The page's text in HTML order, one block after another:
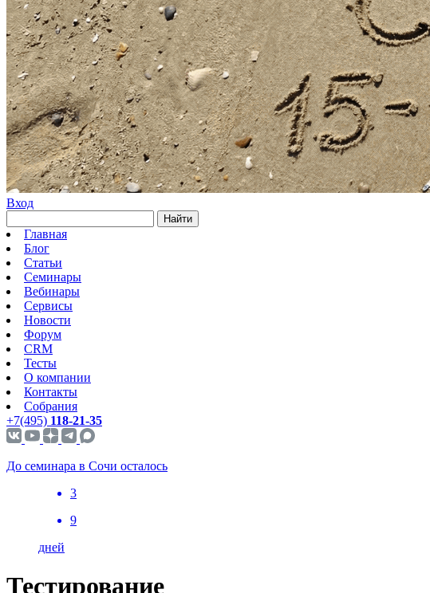
Вход
Найти
Главная
Блог
Статьи
Семинары
Вебинары
Сервисы
Новости
Форум
CRM
Тесты
О компании
Контакты
Собрания
+7(495) 118-21-35
До семинара в Сочи осталось
3
9
дней
Тестирование